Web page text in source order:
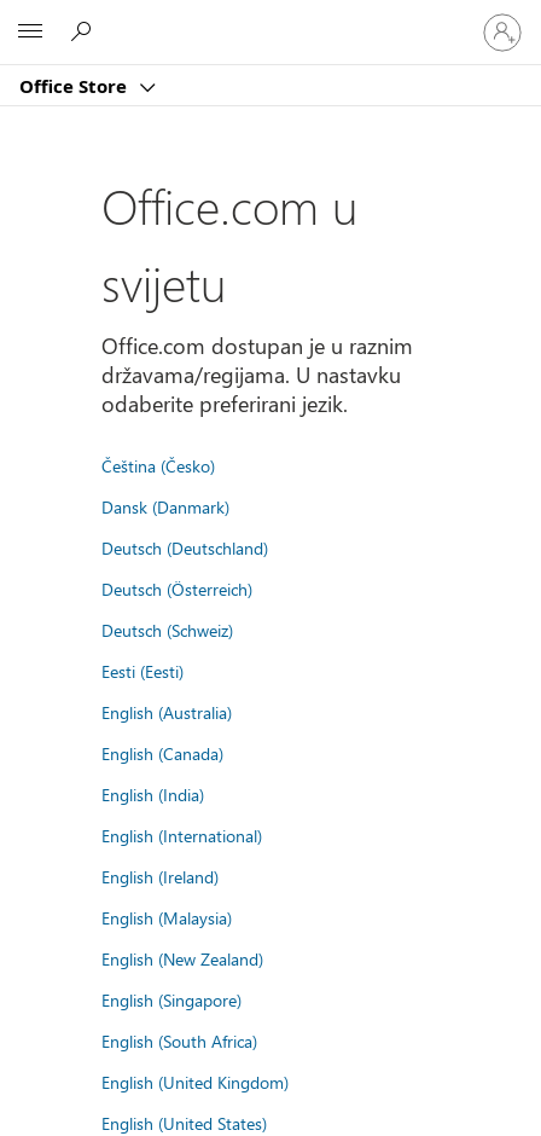
Office Store
Prijavite
se
u
račun
Office.com u
svijetu
Office.com dostupan je u raznim
državama/regijama. U nastavku
odaberite preferirani jezik.
Čeština (Česko)
Dansk (Danmark)
Deutsch (Deutschland)
Deutsch (Österreich)
Deutsch (Schweiz)
Eesti (Eesti)
English (Australia)
English (Canada)
English (India)
English (International)
English (Ireland)
English (Malaysia)
English (New Zealand)
English (Singapore)
English (South Africa)
English (United Kingdom)
English (United States)